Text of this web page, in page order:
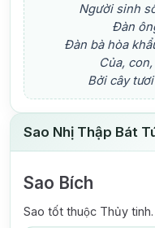
Người sinh
Đàn
Đàn bà hòa
Của,
Bởi cây
Sao Nhị Thập Bát
Sao Bích
Sao tốt thuộc Thủy tinh.